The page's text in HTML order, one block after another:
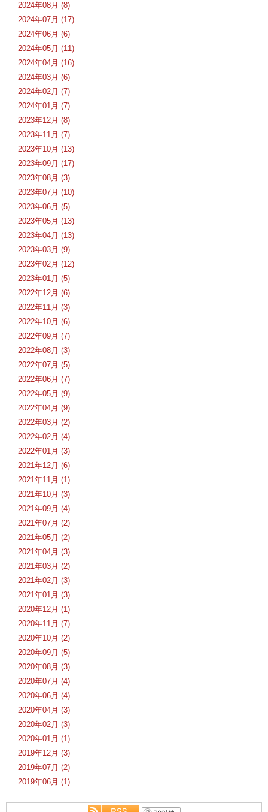
2024年08月 (8)
2024年07月 (17)
2024年06月 (6)
2024年05月 (11)
2024年04月 (16)
2024年03月 (6)
2024年02月 (7)
2024年01月 (7)
2023年12月 (8)
2023年11月 (7)
2023年10月 (13)
2023年09月 (17)
2023年08月 (3)
2023年07月 (10)
2023年06月 (5)
2023年05月 (13)
2023年04月 (13)
2023年03月 (9)
2023年02月 (12)
2023年01月 (5)
2022年12月 (6)
2022年11月 (3)
2022年10月 (6)
2022年09月 (7)
2022年08月 (3)
2022年07月 (5)
2022年06月 (7)
2022年05月 (9)
2022年04月 (9)
2022年03月 (2)
2022年02月 (4)
2022年01月 (3)
2021年12月 (6)
2021年11月 (1)
2021年10月 (3)
2021年09月 (4)
2021年07月 (2)
2021年05月 (2)
2021年04月 (3)
2021年03月 (2)
2021年02月 (3)
2021年01月 (3)
2020年12月 (1)
2020年11月 (7)
2020年10月 (2)
2020年09月 (5)
2020年08月 (3)
2020年07月 (4)
2020年06月 (4)
2020年04月 (3)
2020年02月 (3)
2020年01月 (1)
2019年12月 (3)
2019年07月 (2)
2019年06月 (1)